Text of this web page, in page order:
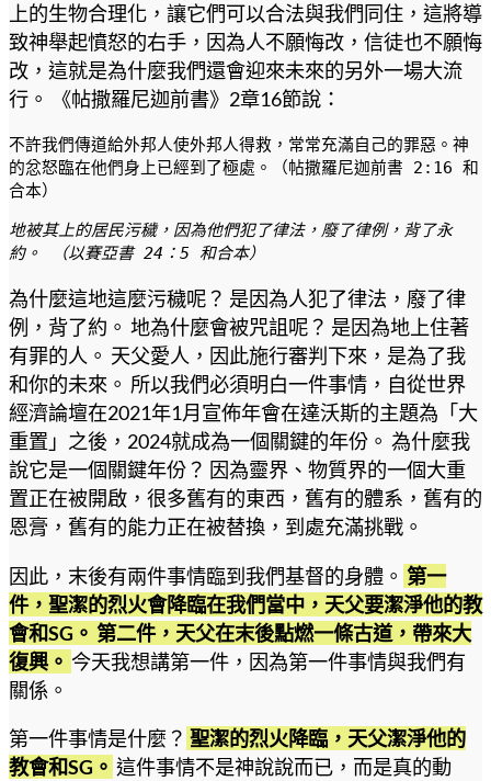
上的生物合理化，讓它們可以合法與我們同住，這將導
致神舉起憤怒的右手，因為人不願悔改，信徒也不願悔
改，這就是為什麼我們還會迎來未來的另外一場大流
行。 《帖撒羅尼迦前書》2章16節說：
不許我們傳道給外邦人使外邦人得救，常常充滿自己的罪惡。神
的忿怒臨在他們身上已經到了極處。（帖撒羅尼迦前書 2:16 和
合本）
地被其上的居民污穢，因為他們犯了律法，廢了律例，背了永
約。 （以賽亞書 24：5 和合本）
為什麼這地這麼污穢呢？ 是因為人犯了律法，廢了律
例，背了約。 地為什麼會被咒詛呢？ 是因為地上住著
有罪的人。 天父愛人，因此施行審判下來，是為了我
和你的未來。 所以我們必須明白一件事情，自從世界
經濟論壇在2021年1月宣佈年會在達沃斯的主題為「大
重置」之後，2024就成為一個關鍵的年份。 為什麼我
說它是一個關鍵年份？ 因為靈界、物質界的一個大重
置正在被開啟，很多舊有的東西，舊有的體系，舊有的
恩膏，舊有的能力正在被替換，到處充滿挑戰。
因此，末後有兩件事情臨到我們基督的身體。 第一
件，聖潔的烈火會降臨在我們當中，天父要潔淨他的教
會和SG。 第二件，天父在末後點燃一條古道，帶來大
復興。 今天我想講第一件，因為第一件事情與我們有
關係。
第一件事情是什麼？ 聖潔的烈火降臨，天父潔淨他的
教會和SG。 這件事情不是神說說而已，而是真的動